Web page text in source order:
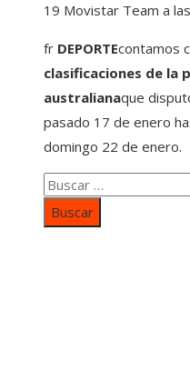
19 Movistar Team a
fr DEPORTEcontamos
clasificaciones de la
australianaque
pasado 17 de enero
domingo 22 de enero.
Buscar: